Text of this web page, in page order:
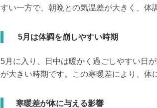
すい一方で、朝晩との気温差が大きく、体
5月は体調を崩しやすい時期
5月に入り、日中は暖かく過ごしやすい日
が大きい時期です。この寒暖差により、体
寒暖差が体に与える影響